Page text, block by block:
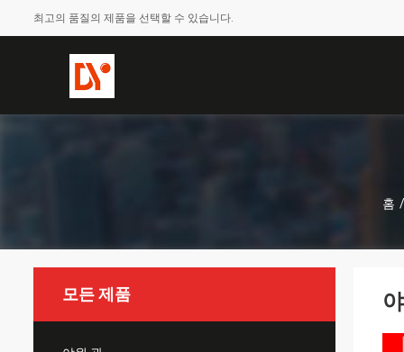
최고의 품질의 제품을 선택할 수 있습니다.
홈 /
모든 제품